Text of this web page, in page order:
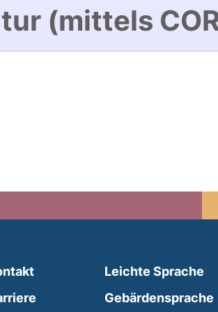
(mittels
Leichte Sprache
Gebärdensprache